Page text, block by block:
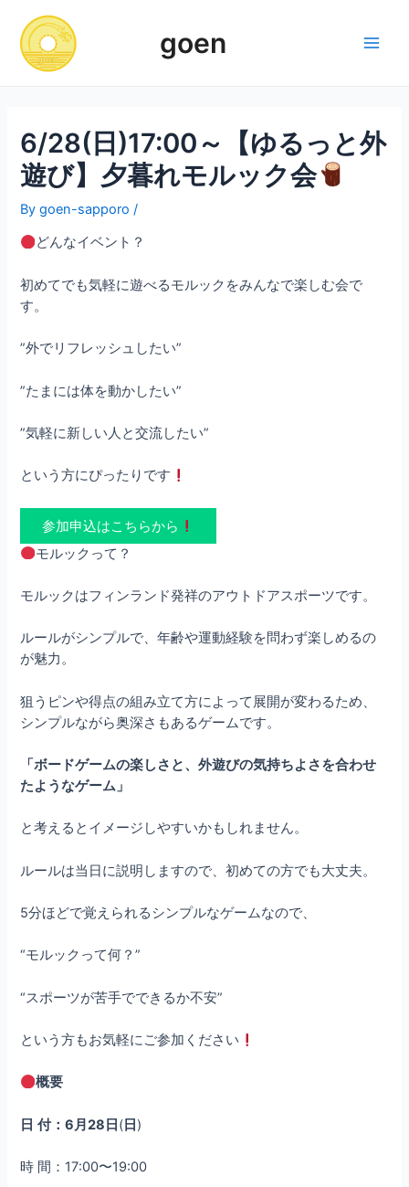
content
goen
6/28(日)17:00～【ゆるっと外
遊び】夕暮れモルック会
Bygoen-sapporo/
どんなイベント？
初めてでも気軽に遊べるモルックをみんなで楽しむ会で
す。
”外でリフレッシュしたい”
”たまには体を動かしたい”
”気軽に新しい人と交流したい”
という方にぴったりです
参加申込はこちらから
モルックって？
モルックはフィンランド発祥のアウトドアスポーツです。
ルールがシンプルで、年齢や運動経験を問わず楽しめるの
が魅力。
狙うピンや得点の組み立て方によって展開が変わるため、
シンプルながら奥深さもあるゲームです。
「ボードゲームの楽しさと、外遊びの気持ちよさを合わせ
たようなゲーム」
と考えるとイメージしやすいかもしれません。
ルールは当日に説明しますので、初めての方でも大丈夫。
5分ほどで覚えられるシンプルなゲームなので、
“モルックって何？”
“スポーツが苦手でできるか不安”
という方もお気軽にご参加ください
概要
日 付：6月28日 ( 日 )
時 間：17:00〜19:00